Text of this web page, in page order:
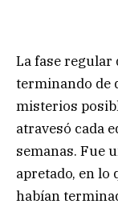
La fase regular
terminando de
misterios
atravesó cada
semanas. Fue
apretado, en lo
habían